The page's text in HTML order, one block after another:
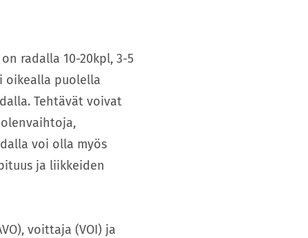
radalla 10-20kpl, 3-5
oikealla puolella
Tehtävät voivat
voi olla myös
ja liikkeiden
voittaja (VOI) ja